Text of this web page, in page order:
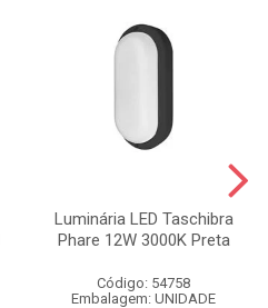
Luminária LED Taschibra
Phare 12W 3000K Preta
Código: 54758
Embalagem: UNIDADE